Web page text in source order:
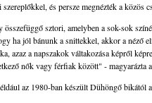
és persze megnézték a közös
sztori, amelyben a sok-sok
ha jól bánunk a snittekkel, akkor a néző
azaz a napszakok váltakozása képről
nők vagy férfiak között" - magyarázta
az 1980-ban készült Dühöngő bikától